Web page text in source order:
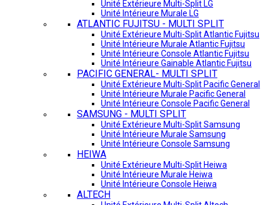
Unité Extérieure Multi-Split LG
Unité Intérieure Murale LG
ATLANTIC FUJITSU - MULTI SPLIT
Unité Extérieure Multi-Split Atlantic Fujitsu
Unité Intérieure Murale Atlantic Fujitsu
Unité Intérieure Console Atlantic Fujitsu
Unité Intérieure Gainable Atlantic Fujitsu
PACIFIC GENERAL- MULTI SPLIT
Unité Extérieure Multi-Split Pacific General
Unité Intérieure Murale Pacific General
Unité Intérieure Console Pacific General
SAMSUNG - MULTI SPLIT
Unité Extérieure Multi-Split Samsung
Unité Intérieure Murale Samsung
Unité Intérieure Console Samsung
HEIWA
Unité Extérieure Multi-Split Heiwa
Unité Intérieure Murale Heiwa
Unité Intérieure Console Heiwa
ALTECH